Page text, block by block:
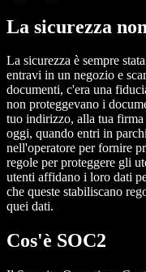
La sicurezza
La sicurezza è sempre
entravi in un negozio e
documenti, c'era una
non proteggevano i
tuo indirizzo, alla tua
oggi, quando entri in
nell'operatore per fornire
regole per proteggere gli
utenti affidano i loro dati
che queste stabiliscano
quei dati.
Cos'è SOC2